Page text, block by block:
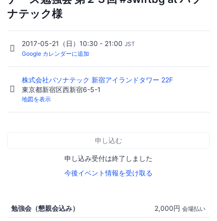
ナテック様
2017-05-21（日）10:30 - 21:00 JST
Google カレンダーに追加
株式会社パソナテック 新宿アイランドタワー 22F
東京都新宿区西新宿6-5-1
地図を表示
申し込む
申し込み受付は終了しました
今後イベント情報を受け取る
勉強会（懇親会込み） 2,000円 会場払い